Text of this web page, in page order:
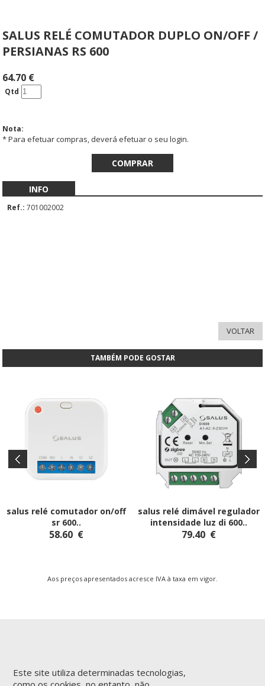
Este site utiliza determinadas tecnologias,
SALUS RELÉ COMUTADOR DUPLO ON/OFF /
PERSIANAS RS 600
64.70 €
Qtd
Nota:
* Para efetuar compras, deverá efetuar o seu login.
INFO
Ref.: 701002002
TAMBÉM PODE GOSTAR
salus relé comutador on/off
sr 600..
58.60 €
salus relé dimável regulador
intensidade luz di 600..
79.40 €
Aos preços apresentados acresce IVA à taxa em vigor.
INFORMAÇÕES
APOIO AO CLIENTE